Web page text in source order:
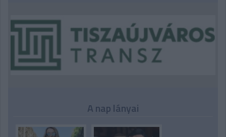
A nap lányai